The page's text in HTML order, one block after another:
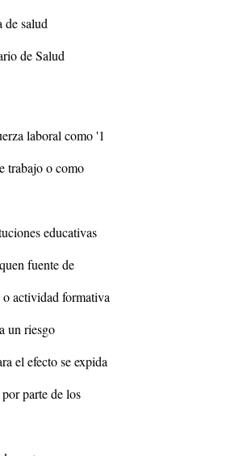
de salud
de Salud
laboral como '1
trabajo o como
educativas
fuente de
actividad formativa
un riesgo
el efecto se expida
parte de los